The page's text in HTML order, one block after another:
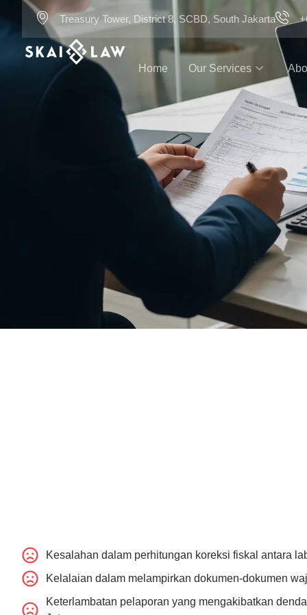
Treasury Tower, District 8, SCBD, South Jakarta
Home Our Services
Kesalahan dalam perhitungan koreksi fiskal antara
Kelalaian dalam melampirkan dokumen-dokumen
Keterlambatan pelaporan yang mengakibatkan